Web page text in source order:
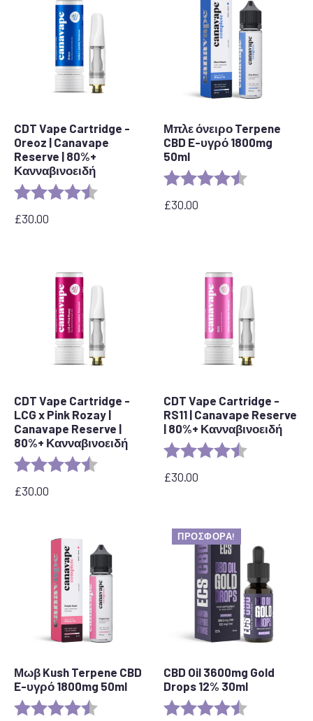
CDT Vape Cartridge -
Oreoz | Canavape
Reserve | 80%+
Κανναβινοειδή
Αξιολόγηση: 4,4 από 5 αστέρια
£30.00
Μπλε όνειρο Terpene
CBD E-υγρό 1800mg
50ml
Αξιολόγηση:
£30.00
CDT Vape Cartridge -
LCG x Pink Rozay |
Canavape Reserve |
80%+ Κανναβινοειδή
Αξιολόγηση: 4,6 από 5 αστέρια
£30.00
CDT Vape Cartridge -
RS11 | Canavape Reserve
| 80%+ Κανναβινοειδή
Αξιολόγηση:
£30.00
Μωβ Kush Terpene CBD
E-υγρό 1800mg 50ml
Αξιολόγηση: 4,6 από 5 αστέρια
ΠΡΟΣΦΟΡΆ!
CBD Oil 3600mg Gold
Drops 12% 30ml
Αξιολόγηση: